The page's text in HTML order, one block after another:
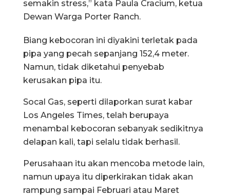
semakin stress,” kata Paula Cracium, ketua
Dewan Warga Porter Ranch.
Biang kebocoran ini diyakini terletak pada
pipa yang pecah sepanjang 152,4 meter.
Namun, tidak diketahui penyebab
kerusakan pipa itu.
Socal Gas, seperti dilaporkan surat kabar
Los Angeles Times, telah berupaya
menambal kebocoran sebanyak sedikitnya
delapan kali, tapi selalu tidak berhasil.
Perusahaan itu akan mencoba metode lain,
namun upaya itu diperkirakan tidak akan
rampung sampai Februari atau Maret